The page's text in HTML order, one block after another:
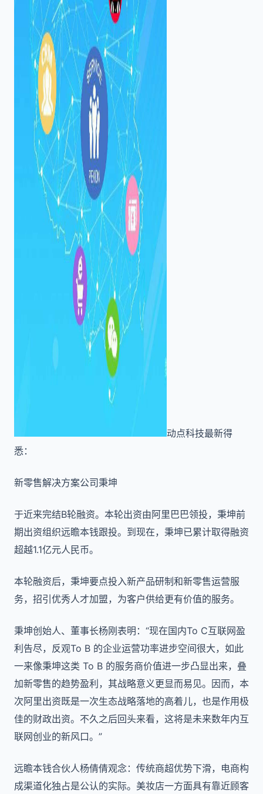
动点科技最新得
悉：
新零售解决方案公司秉坤
于近来完结B轮融资。本轮出资由阿里巴巴领投，秉坤前
期出资组织远瞻本钱跟投。到现在，秉坤已累计取得融资
超越1.1亿元人民币。
本轮融资后，秉坤要点投入新产品研制和新零售运营服
务，招引优秀人才加盟，为客户供给更有价值的服务。
秉坤创始人、董事长杨刚表明：“现在国内To C互联网盈
利告尽，反观To B 的企业运营功率进步空间很大，如此
一来像秉坤这类 To B 的服务商价值进一步凸显出来，叠
加新零售的趋势盈利，其战略意义更显而易见。因而，本
次阿里出资既是一次生态战略落地的高着儿，也是作用极
佳的财政出资。不久之后回头来看，这将是未来数年内互
联网创业的新风口。”
远瞻本钱合伙人杨倩倩观念：传统商超优势下滑，电商构
成渠道化独占是公认的实际。美妆店一方面具有靠近顾客